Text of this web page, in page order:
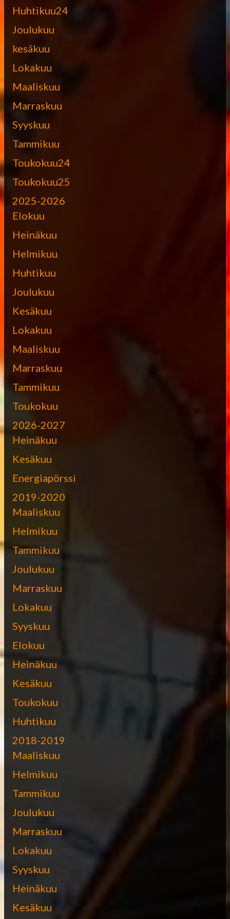
Huhtikuu24
Joulukuu
kesäkuu
Lokakuu
Maaliskuu
Marraskuu
Syyskuu
Tammikuu
Toukokuu24
Toukokuu25
2025-2026
Elokuu
Heinäkuu
Helmikuu
Huhtikuu
Joulukuu
Kesäkuu
Lokakuu
Maaliskuu
Marraskuu
Tammikuu
Toukokuu
2026-2027
Heinäkuu
Kesäkuu
Energiapörssi
2019-2020
Maaliskuu
Helmikuu
Tammikuu
Joulukuu
Marraskuu
Lokakuu
Syyskuu
Elokuu
Heinäkuu
Kesäkuu
Toukokuu
Huhtikuu
2018-2019
Maaliskuu
Helmikuu
Tammikuu
Joulukuu
Marraskuu
Lokakuu
Syyskuu
Heinäkuu
Kesäkuu